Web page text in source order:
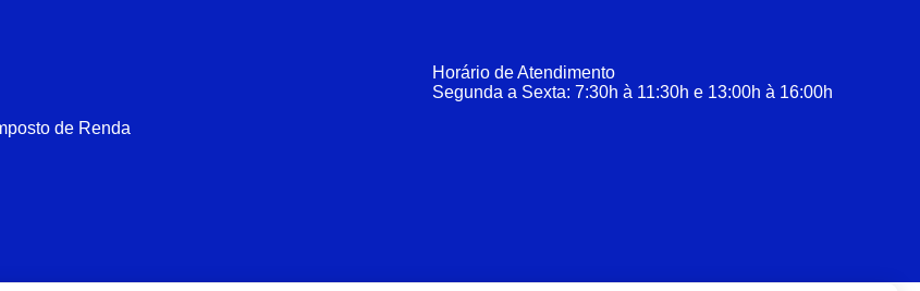
de Renda
Horário de Atendimento
Segunda a Sexta: 7:30h à 11:30h e 13:00h à 16:00h